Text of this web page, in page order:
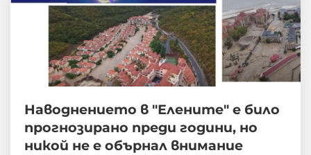
Наводнението в "Елените" е било
прогнозирано преди години, но
никой не е обърнал внимание